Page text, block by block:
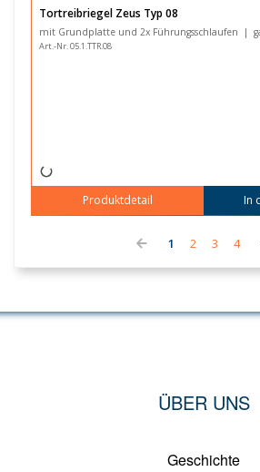
Tortreibriegel Zeus Typ 08
mit Grundplatte und 2x Führungsschlaufen |
Art.-Nr. 05.1.TTR.08
Produktdetail In
ÜBER UNS
Geschichte